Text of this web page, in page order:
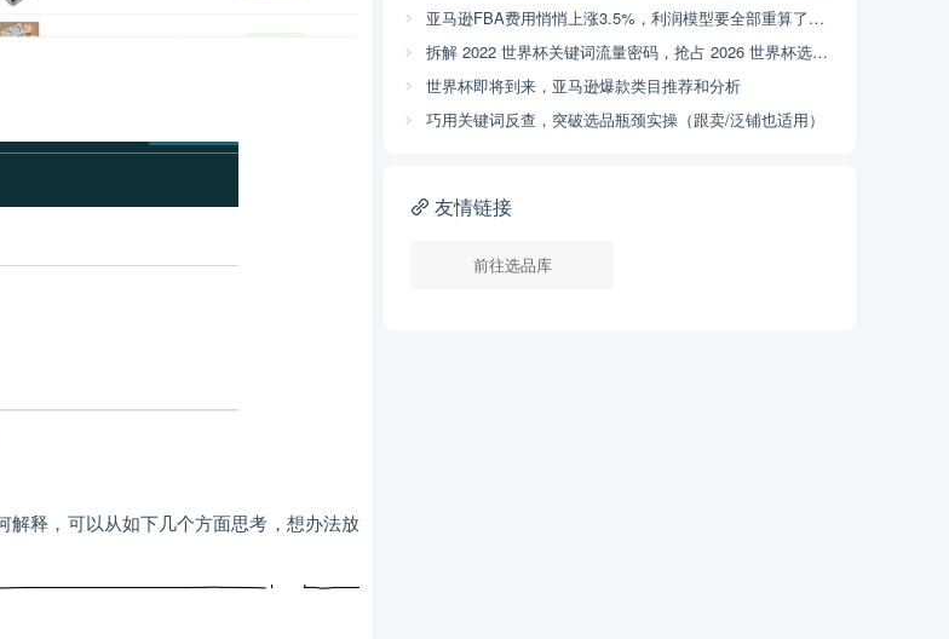
解释，可以从如下几个方面思考，想办法放
亚马逊FBA费用悄悄上涨3.5%，利润模型要全部重算了（2026年4月17号已开始执行，附解决方案）
拆解 2022 世界杯关键词流量密码，抢占 2026 世界杯选品商机
世界杯即将到来，亚马逊爆款类目推荐和分析
巧用关键词反查，突破选品瓶颈实操（跟卖/泛铺也适用）
友情链接
前往选品库